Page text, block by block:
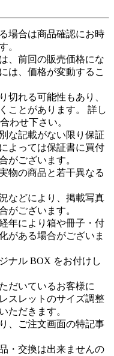
場合は商品確認にお時
。
、前回の販売価格にな
は、価格が変動するこ
切れる可能性もあり、
ことがあります。 詳し
わせ下さい。
な記載がない限り保証
よっては保証書に買付
がございます。
物の商品と若干異なる
などにより、掲載写真
がございます。
年により箱や冊子・付
がある場合がございま
ナル BOX をお付けし
だいているお客様に
スレットのサイズ調整
ただきます。
、ご注文画面の特記事
・交換は出来ませんの